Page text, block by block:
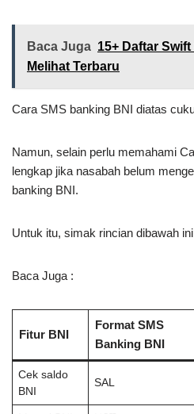
Baca Juga 15+ Daftar
Melihat Terbaru
Cara SMS banking BNI diatas
Namun, selain perlu memahami
lengkap jika nasabah belum
banking BNI.
Untuk itu, simak rincian dibawah
Baca Juga :
Fitur BNI
Format SMS
Banking BNI
Cek saldo
BNI
SAL